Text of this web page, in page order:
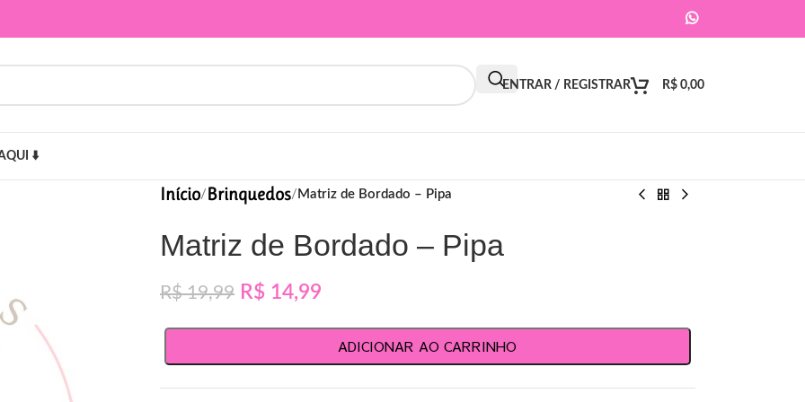
ENTRAR / REGISTRAR R$ 0,00
⬇️
Início/ Brinquedos/ Matriz de Bordado – Pipa
Matriz de Bordado – Pipa
R$19,99 R$14,99
ADICIONAR AO CARRINHO